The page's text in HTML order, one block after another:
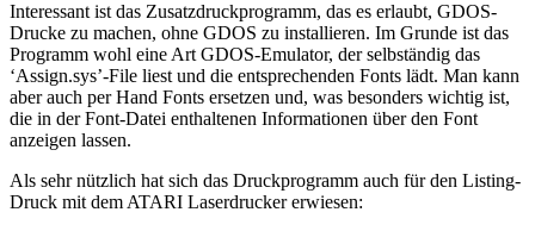
Interessant ist das Zusatzdruckprogramm, das es erlaubt, GDOS-
Drucke zu machen, ohne GDOS zu installieren. Im Grunde ist das
Programm wohl eine Art GDOS-Emulator, der selbständig das
‘Assign.sys’-File liest und die entsprechenden Fonts lädt. Man kann
aber auch per Hand Fonts ersetzen und, was besonders wichtig ist,
die in der Font-Datei enthaltenen Informationen über den Font
anzeigen lassen.
Als sehr nützlich hat sich das Druckprogramm auch für den Listing-
Druck mit dem ATARI Laserdrucker erwiesen: